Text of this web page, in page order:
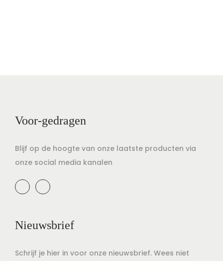
Voor-gedragen
Blijf op de hoogte van onze laatste producten via
onze social media kanalen
Nieuwsbrief
Schrijf je hier in voor onze nieuwsbrief. Wees niet